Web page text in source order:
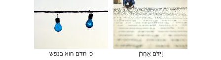
וַיִּדֹּם אַהֲרֹן כי הדם הוא בנפש